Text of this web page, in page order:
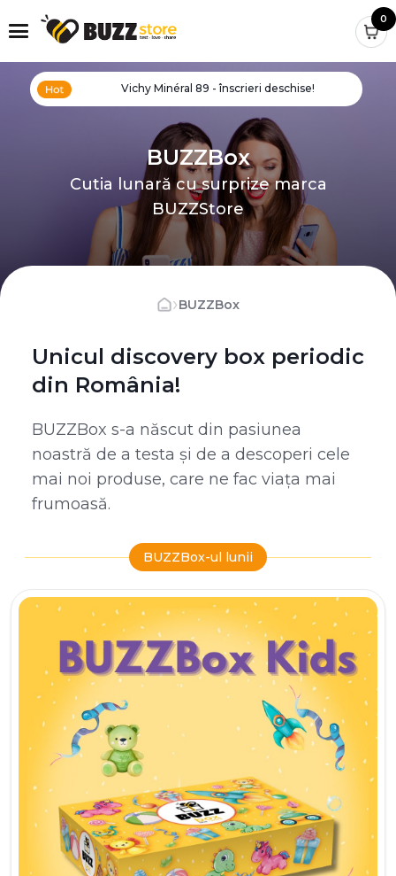
0
Vichy Minéral 89 - înscrieri deschise!
BUZZBox
Cutia lunară cu surprize marca
BUZZStore
›BUZZBox
Unicul discovery box periodic
din România!
BUZZBox s-a născut din pasiunea
noastră de a testa și de a descoperi cele
mai noi produse, care ne fac viața mai
frumoasă.
BUZZBox-ul lunii